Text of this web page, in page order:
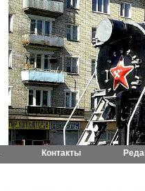
Контакты